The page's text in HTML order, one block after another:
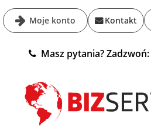
Moje konto Kontakt
Masz pytania? Zadzwoń: